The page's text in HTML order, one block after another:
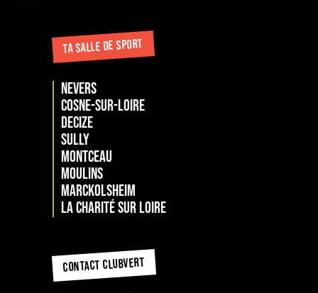
TA SALLE DE SPORT
NEVERS
COSNE-SUR-LOIRE
DECIZE
SULLY
MONTCEAU
MOULINS
Marckolsheim
La Charité sur loire
CONTACT CLUBVERT